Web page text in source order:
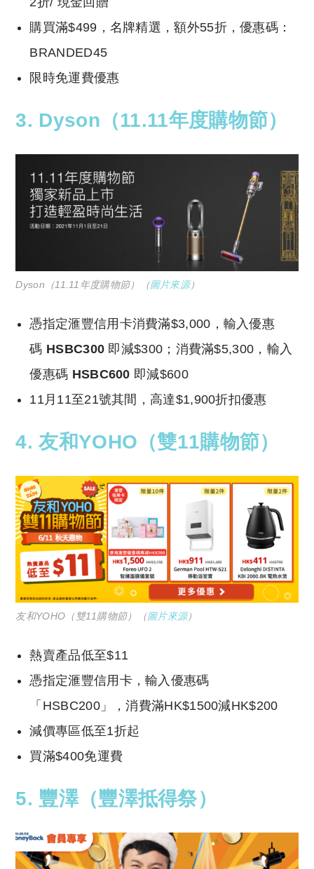
購買滿$499，名牌精選，額外55折，優惠碼：
BRANDED45
限時免運費優惠
3. Dyson（11.11年度購物節）
Dyson（11.11年度購物節）（圖片來源）
憑指定滙豐信用卡消費滿$3,000，輸入優惠
碼 HSBC300 即減$300；消費滿$5,300，輸入
優惠碼 HSBC600 即減$600
11月11至21號其間，高達$1,900折扣優惠
4. 友和YOHO（雙11購物節）
友和YOHO（雙11購物節）（圖片來源）
熱賣產品低至$11
憑指定滙豐信用卡，輸入優惠碼
「HSBC200」，消費滿HK$1500減HK$200
減價專區低至1折起
買滿$400免運費
5. 豐澤（豐澤抵得祭）